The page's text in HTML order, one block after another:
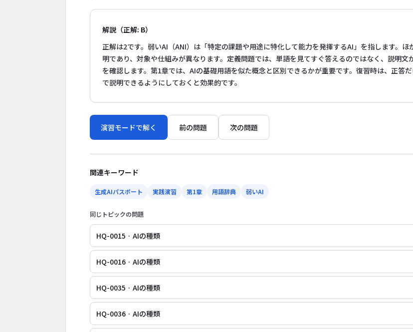
解説（正解: B）
正解は2です。弱いAI（ANI）は「特定の課題や用途に特化して能力を発揮するAI」を指します。
明であり、対象や仕組みが異なります。定義問題では、単語を見てすぐ答えるのではなく、説明
を確認します。第1章では、AIの基礎用語を似た概念と区別できるかが重要です。復習時は、正答
で説明できるようにしておくと効果的です。
演習モードで解く 前の問題 次の問題
関連キーワード
生成AIパスポート 実践演習 第1章 用語辞典 弱いAI
同じトピックの問題
HQ-0015 · AIの種類
HQ-0016 · AIの種類
HQ-0035 · AIの種類
HQ-0036 · AIの種類